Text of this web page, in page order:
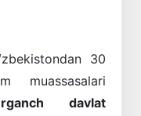
30
muassasalari
davlat